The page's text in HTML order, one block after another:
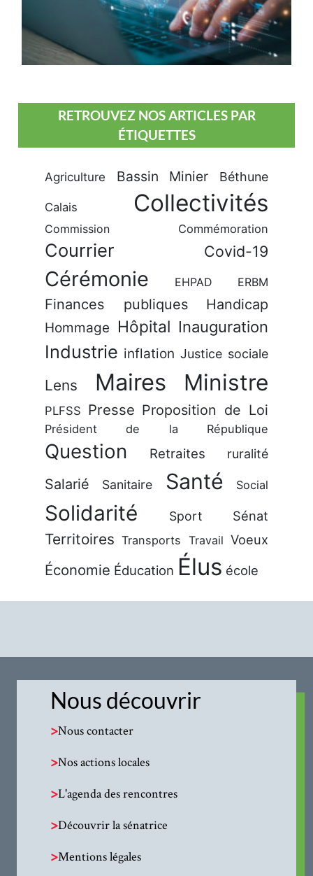
RETROUVEZ NOS ARTICLES PAR
ÉTIQUETTES
Agriculture Bassin Minier Béthune
Calais Collectivités
Commission Commémoration
Courrier Covid-19
Cérémonie EHPAD ERBM
Finances publiques Handicap
Hommage Hôpital Inauguration
Industrie inflation Justice sociale
Lens Maires Ministre
PLFSS Presse Proposition de Loi
Président de la République
Question Retraites ruralité
Salarié Sanitaire Santé Social
Solidarité Sport Sénat
Territoires Transports Travail Voeux
Économie Éducation Élus école
Nous découvrir
>Nous contacter
>Nos actions locales
>L'agenda des rencontres
>Découvrir la sénatrice
>Mentions légales